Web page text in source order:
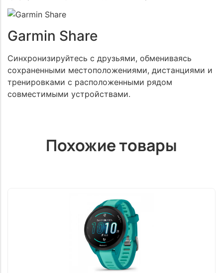
Garmin Share
Синхронизируйтесь с друзьями, обмениваясь
сохраненными местоположениями, дистанциями и
тренировками с расположенными рядом
совместимыми устройствами.
Похожие товары